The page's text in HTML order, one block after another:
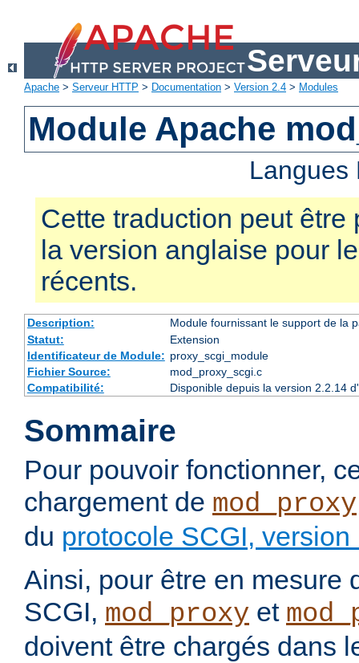
Apache > Serveur HTTP > Documentation > Version 2.4 > Modules
Module Apache
Cette traduction peut être
la version anglaise pour
récents.
Description:
Module fournissant le support de la
Statut:
Extension
Identificateur de Module: proxy_scgi_module
Fichier Source:
mod_proxy_scgi.c
Compatibilité:
Disponible depuis la version 2.2.14
Sommaire
Pour pouvoir fonctionner,
chargement de mod_proxy
du protocole SCGI, version
Ainsi, pour être en mesure
SCGI, mod_proxy et
doivent être chargés dans